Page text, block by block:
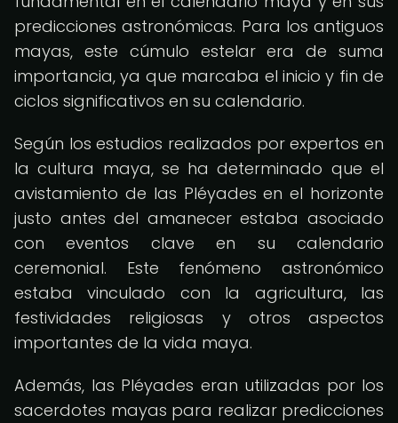
predicciones astronómicas. Para los antiguos
mayas, este cúmulo estelar era de suma
importancia, ya que marcaba el inicio y fin de
ciclos significativos en su calendario.
Según los estudios realizados por expertos en
la cultura maya, se ha determinado que el
avistamiento de las Pléyades en el horizonte
justo antes del amanecer estaba asociado
con eventos clave en su calendario
ceremonial. Este fenómeno astronómico
estaba vinculado con la agricultura, las
festividades religiosas y otros aspectos
importantes de la vida maya.
Además, las Pléyades eran utilizadas por los
sacerdotes mayas para realizar predicciones